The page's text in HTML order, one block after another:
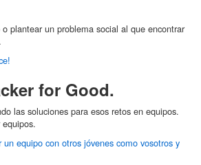
plantear un problema social al que encontrar
for Good.
las soluciones para esos retos en equipos.
un equipo con otros jóvenes como vosotros y